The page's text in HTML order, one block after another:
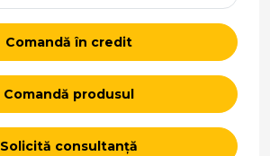
Comandă în credit
Comandă produsul
Solicită consultanță